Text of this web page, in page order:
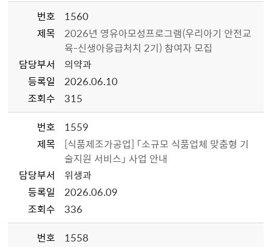
번호
1560
제목
2026년 영유아모성프로그램(우리아기 안전교
육-신생아응급처치 2기) 참여자 모집
담당부서
의약과
등록일
2026.06.10
조회수
315
번호
1559
제목
[식품제조가공업] 「소규모 식품업체 맞춤형 기
술지원 서비스」 사업 안내
담당부서
위생과
등록일
2026.06.09
조회수
336
번호
1558